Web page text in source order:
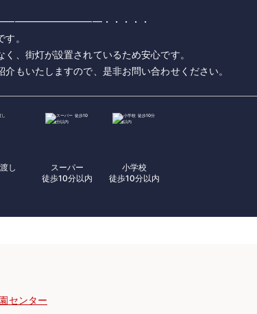
・・・・・
。
、街灯が設置されているため安心です。
し
スーパー
徒歩10分以内
小学校
徒歩10分以内
センター